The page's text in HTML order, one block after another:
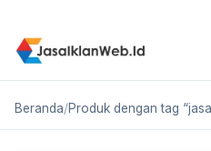
Beranda/Produk dengan tag